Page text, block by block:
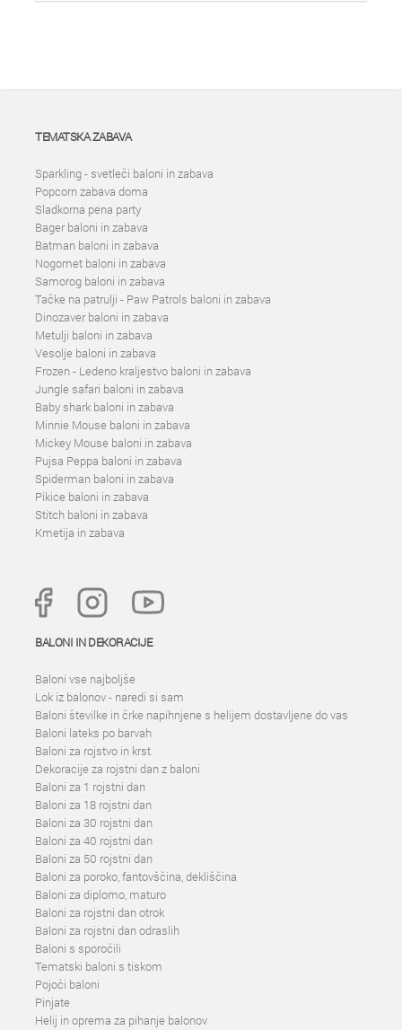
TEMATSKA ZABAVA
Sparkling - svetleči baloni in zabava
Popcorn zabava doma
Sladkorna pena party
Bager baloni in zabava
Batman baloni in zabava
Nogomet baloni in zabava
Samorog baloni in zabava
Tačke na patrulji - Paw Patrols baloni in zabava
Dinozaver baloni in zabava
Metulji baloni in zabava
Vesolje baloni in zabava
Frozen - Ledeno kraljestvo baloni in zabava
Jungle safari baloni in zabava
Baby shark baloni in zabava
Minnie Mouse baloni in zabava
Mickey Mouse baloni in zabava
Pujsa Peppa baloni in zabava
Spiderman baloni in zabava
Pikice baloni in zabava
Stitch baloni in zabava
Kmetija in zabava
BALONI IN DEKORACIJE
Baloni vse najboljše
Lok iz balonov - naredi si sam
Baloni številke in črke napihnjene s helijem dostavljene do vas
Baloni lateks po barvah
Baloni za rojstvo in krst
Dekoracije za rojstni dan z baloni
Baloni za 1 rojstni dan
Baloni za 18 rojstni dan
Baloni za 30 rojstni dan
Baloni za 40 rojstni dan
Baloni za 50 rojstni dan
Baloni za poroko, fantovščina, dekliščina
Baloni za diplomo, maturo
Baloni za rojstni dan otrok
Baloni za rojstni dan odraslih
Baloni s sporočili
Tematski baloni s tiskom
Pojoči baloni
Pinjate
Helij in oprema za pihanje balonov